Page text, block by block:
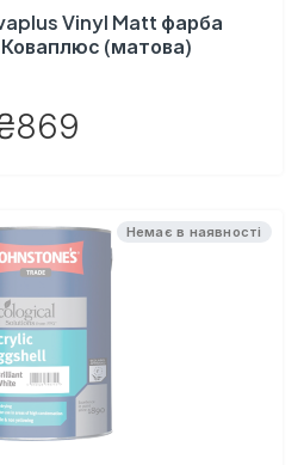
Vinyl Matt фарба
(матова)
Немає в наявності